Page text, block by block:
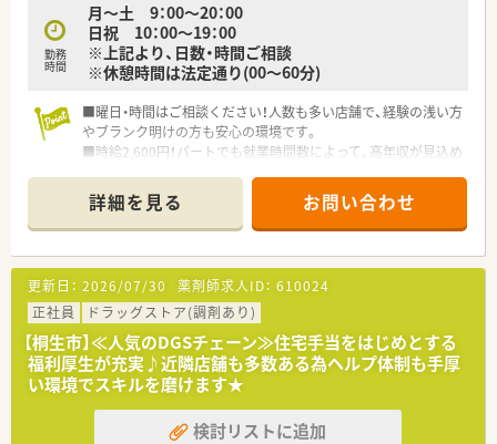
勤務
時間
月～土 9：00～20：00
日祝 10：00～19：00
※上記より、日数・時間ご相談
※休憩時間は法定通り(00～60分)
■曜日・時間はご相談ください！人数も多い店舗で、経験の浅い方
やブランク明けの方も安心の環境です。
■時給2,600円！パートでも就業時間数によって、高年収が見込め
■週20時間以上の勤務でり社会保険加入！福利厚生充実♪
<企業特徴>
■大手ドラッグストアで経営も安定
詳細を見る お問い合わせ
更新日： 2026/07/30 薬剤師求人ID： 610024
正社員
ドラッグストア(調剤あり)
【桐生市】≪人気のDGSチェーン≫住宅手当をはじめとする
福利厚生が充実♪近隣店舗も多数ある為ヘルプ体制も手厚
い環境でスキルを磨けます★
検討リストに追加